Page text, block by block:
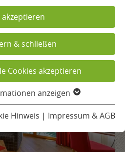
akzeptieren
& schließen
Cookies akzeptieren
anzeigen
Hinweis | Impressum & AGB
